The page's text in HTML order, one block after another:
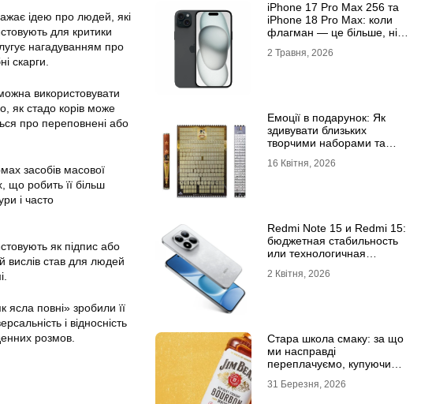
ідею про людей, які
для критики
нагадуванням про
скарги.
використовувати
як стадо корів може
про переповнені або
засобів масової
що робить її більш
і часто
як підпис або
вислів став для людей
ясла повні» зробили її
і відносність
розмов.
iРhone 17 Рro Мax 256 та
iРhone 18 Рro Мax: коли
флагман — це більше, ніж
2 Травня, 2026
Емоції в подарунок: Як
здивувати близьких
творчими наборами та
16 Квітня, 2026
Redmi Note 15 и Redmi 15:
бюджетная стабильность
или технологичная
2 Квітня, 2026
Стара школа смаку: за що
ми насправді
переплачуємо, купуючи
31 Березня, 2026